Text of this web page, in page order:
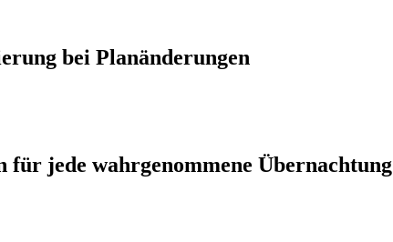
bei Planänderungen
für jede wahrgenommene Übernachtung